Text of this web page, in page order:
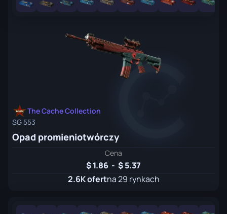
The Cache Collection
SG 553
Opad promieniotwórczy
Cena
1.86 -
5.37
2.6K ofertna 29 rynkach